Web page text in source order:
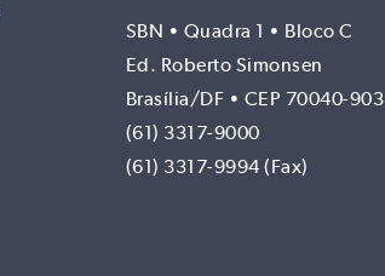
SBN • Quadra 1 • Bloco C
Ed. Roberto Simonsen
Brasília/DF • CEP 70040-903
(61) 3317-9000
(61) 3317-9994 (Fax)